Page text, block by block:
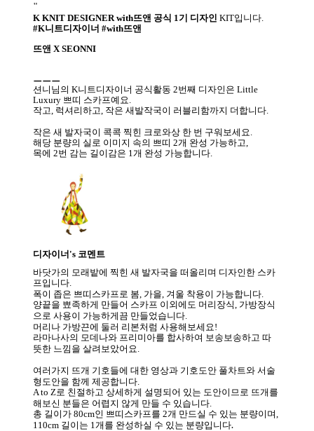
"
K KNIT DESIGNER with뜨앤 공식 1기 디자인 KIT입니다.
#K니트디자이너 #with뜨앤
뜨앤 X SEONNI
ㅡㅡㅡ
션니님의 K니트디자이너 공식활동 2번째 디자인은 Little
Luxury 쁘띠 스카프예요.
작고, 럭셔리하고, 작은 새발작국이 러블리함까지 더합니다.
작은 새 발자국이 콕콕 찍힌 크로와상 한 번 구워보세요.
해당 분량의 실로 이미지 속의 쁘띠 2개 완성 가능하고,
목에 2번 감는 길이감은 1개 완성 가능합니다.
디자이너's 코멘트
바닷가의 모래밭에 찍힌 새 발자국을 떠올리며 디자인한 스카
프입니다.
폭이 좁은 쁘띠스카프로 봄, 가을, 겨울 착용이 가능합니다.
양끝을 뾰족하게 만들어 스카프 이외에도 머리장식, 가방장식
으로 사용이 가능하게끔 만들었습니다.
머리나 가방끈에 둘러 리본처럼 사용해보세요!
라마나사의 모데나와 프리미아를 합사하여 보송보송하고 따
뜻한 느낌을 살려보았어요.
여러가지 뜨개 기호들에 대한 영상과 기호도안 풀차트와 서술
형도안을 함께 제공합니다.
A to Z로 친절하고 상세하게 설명되어 있는 도안이므로 뜨개를
해보신 분들은 어렵지 않게 만들 수 있습니다.
총 길이가 80cm인 쁘띠스카프를 2개 만드실 수 있는 분량이며,
110cm 길이는 1개를 완성하실 수 있는 분량입니다.